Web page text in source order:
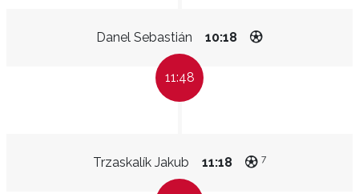
Danel Sebastián 10:18
11:48
Trzaskalík Jakub 11:18 7